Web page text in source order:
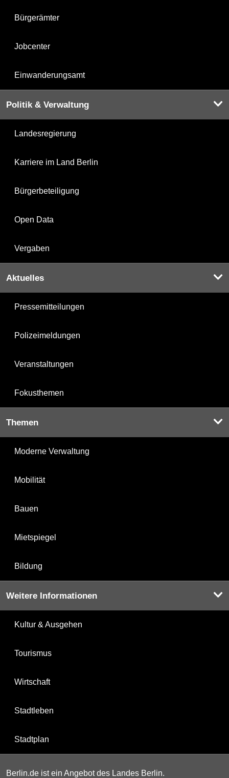
Bürgerämter
Jobcenter
Einwanderungsamt
Politik & Verwaltung
Landesregierung
Karriere im Land Berlin
Bürgerbeteiligung
Open Data
Vergaben
Aktuelles
Pressemitteilungen
Polizeimeldungen
Veranstaltungen
Fokusthemen
Themen
Moderne Verwaltung
Mobilität
Bauen
Mietspiegel
Bildung
Weitere Informationen
Kultur & Ausgehen
Tourismus
Wirtschaft
Stadtleben
Stadtplan
Berlin.de ist ein Angebot des Landes Berlin.